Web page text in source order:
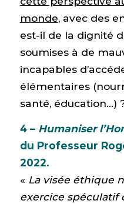
monde, avec des
est-il de la dignité
soumises à de
incapables
élémentaires
santé, éducation…)
4 – Humaniser
du Professeur
2022.
« La visée éthique
exercice spéculatif